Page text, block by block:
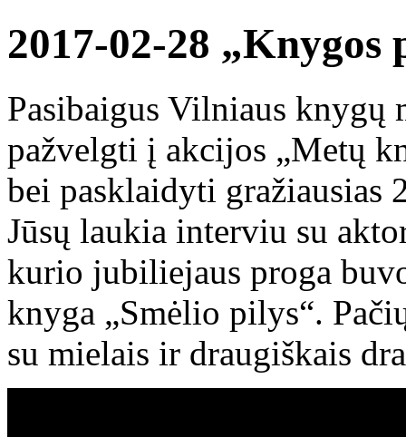
2017-02-28 „Knygos
Pasibaigus Vilniaus knygų
pažvelgti į akcijos „Metų
bei pasklaidyti gražiausias
Jūsų laukia interviu su
kurio jubiliejaus proga
knyga „Smėlio pilys“.
su mielais ir draugiškais